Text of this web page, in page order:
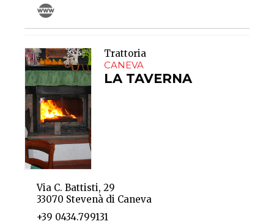
Trattoria
CANEVA
LA TAVERNA
Via C. Battisti, 29
33070 Stevenà di Caneva
+39 0434.799131